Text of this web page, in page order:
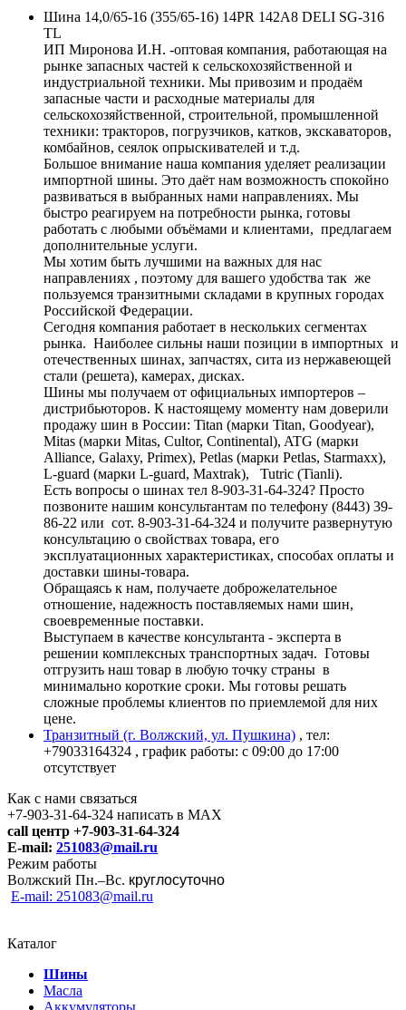
Шина 14,0/65-16 (355/65-16) 14PR 142A8 DELI SG-316
TL
ИП Миронова И.Н. -оптовая компания, работающая на
рынке запасных частей к сельскохозяйственной и
индустриальной техники. Мы привозим и продаём
запасные части и расходные материалы для
сельскохозяйственной, строительной, промышленной
техники: тракторов, погрузчиков, катков, экскаваторов,
комбайнов, сеялок опрыскивателей и т.д.
Большое внимание наша компания уделяет реализации
импортной шины. Это даёт нам возможность спокойно
развиваться в выбранных нами направлениях. Мы
быстро реагируем на потребности рынка, готовы
работать с любыми объёмами и клиентами, предлагаем
дополнительные услуги.
Мы хотим быть лучшими на важных для нас
направлениях , поэтому для вашего удобства так же
пользуемся транзитными складами в крупных городах
Российской Федерации.
Сегодня компания работает в нескольких сегментах
рынка. Наиболее сильны наши позиции в импортных и
отечественных шинах, запчастях, сита из нержавеющей
стали (решета), камерах, дисках.
Шины мы получаем от официальных импортеров –
дистрибьюторов. К настоящему моменту нам доверили
продажу шин в России: Titan (марки Titan, Goodyear),
Mitas (марки Mitas, Cultor, Continental), ATG (марки
Alliance, Galaxy, Primex), Petlas (марки Petlas, Starmaxx),
L-guard (марки L-guard, Maxtrak), Tutric (Tianli).
Есть вопросы о шинах тел 8-903-31-64-324? Просто
позвоните нашим консультантам по телефону (8443) 39-
86-22 или сот. 8-903-31-64-324 и получите развернутую
консультацию о свойствах товара, его
эксплуатационных характеристиках, способах оплаты и
доставки шины-товара.
Обращаясь к нам, получаете доброжелательное
отношение, надежность поставляемых нами шин,
своевременные поставки.
Выступаем в качестве консультанта - эксперта в
решении комплексных транспортных задач. Готовы
отгрузить наш товар в любую точку страны в
минимально короткие сроки. Мы готовы решать
сложные проблемы клиентов по приемлемой для них
цене.
Транзитный (г. Волжский, ул. Пушкина) , тел:
+79033164324 , график работы: с 09:00 до 17:00
отсутствует
Как с нами связаться
+7-903-31-64-324 написать в MAX
call центр +7-903-31-64-324
E-mail: 251083@mail.ru
Режим работы
Волжский Пн.–Вс. круглосуточно
E-mail: 251083@mail.ru
Каталог
Шины
Масла
Аккумуляторы